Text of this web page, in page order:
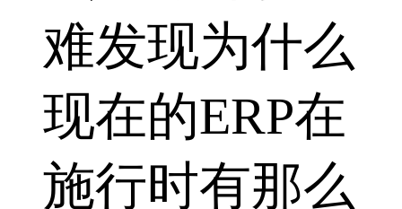
难发现为什么
现在的ERP在
施行时有那么